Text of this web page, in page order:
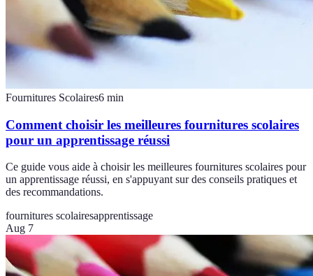
Fournitures Scolaires6 min
Comment choisir les meilleures fournitures scolaires
pour un apprentissage réussi
Ce guide vous aide à choisir les meilleures fournitures scolaires pour
un apprentissage réussi, en s'appuyant sur des conseils pratiques et
des recommandations.
fournitures scolairesapprentissage
Aug 7